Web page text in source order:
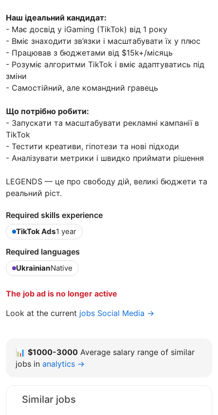
Наш ідеальний кандидат:
- Має досвід у iGaming (TikTok) від 1 року
- Вміє знаходити зв’язки і масштабувати їх у плюс
- Працював з бюджетами від $15k+/місяць
- Розуміє алгоритми TikTok і вміє адаптуватись під
зміни
- Самостійний, але командний гравець
Що потрібно робити:
- Запускати та масштабувати рекламні кампанії в
TikTok
- Тестити креативи, гіпотези та нові підходи
- Аналізувати метрики і швидко приймати рішення
LEGENDS — це про свободу дій, великі бюджети та
реальний ріст.
Required skills experience
TikTok Ads1 year
Required languages
UkrainianNative
The job ad is no longer active
Look at the current jobs Social Media →
📊 $1000-3000 Average salary range of similar
jobs in analytics →
Similar jobs